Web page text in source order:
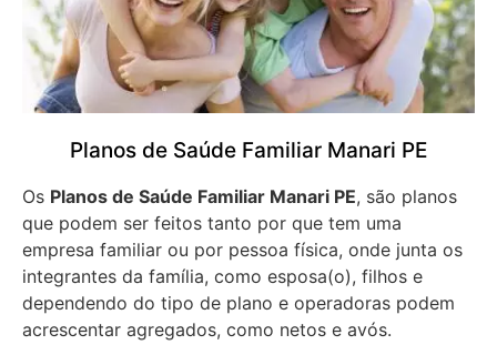
Planos de Saúde Familiar Manari PE
Os Planos de Saúde Familiar Manari PE, são planos
que podem ser feitos tanto por que tem uma
empresa familiar ou por pessoa física, onde junta os
integrantes da família, como esposa(o), filhos e
dependendo do tipo de plano e operadoras podem
acrescentar agregados, como netos e avós.